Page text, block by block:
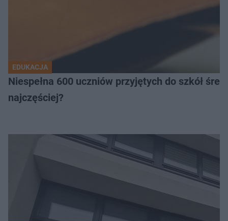
EDUKACJA
Niespełna 600 uczniów przyjętych do szkół
najczęściej?